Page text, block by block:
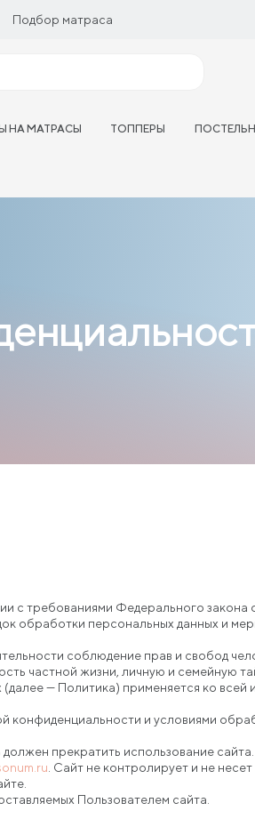
Подбор матраса
НА МАТРАСЫ ТОППЕРЫ
с требованиями Федерального
обработки персональных данных и
соблюдение прав и свобод
частной жизни, личную и семейную
— Политика) применяется ко
конфиденциальности и условиями
прекратить использование сайта.
. Сайт не контролирует и не
Пользователем сайта.